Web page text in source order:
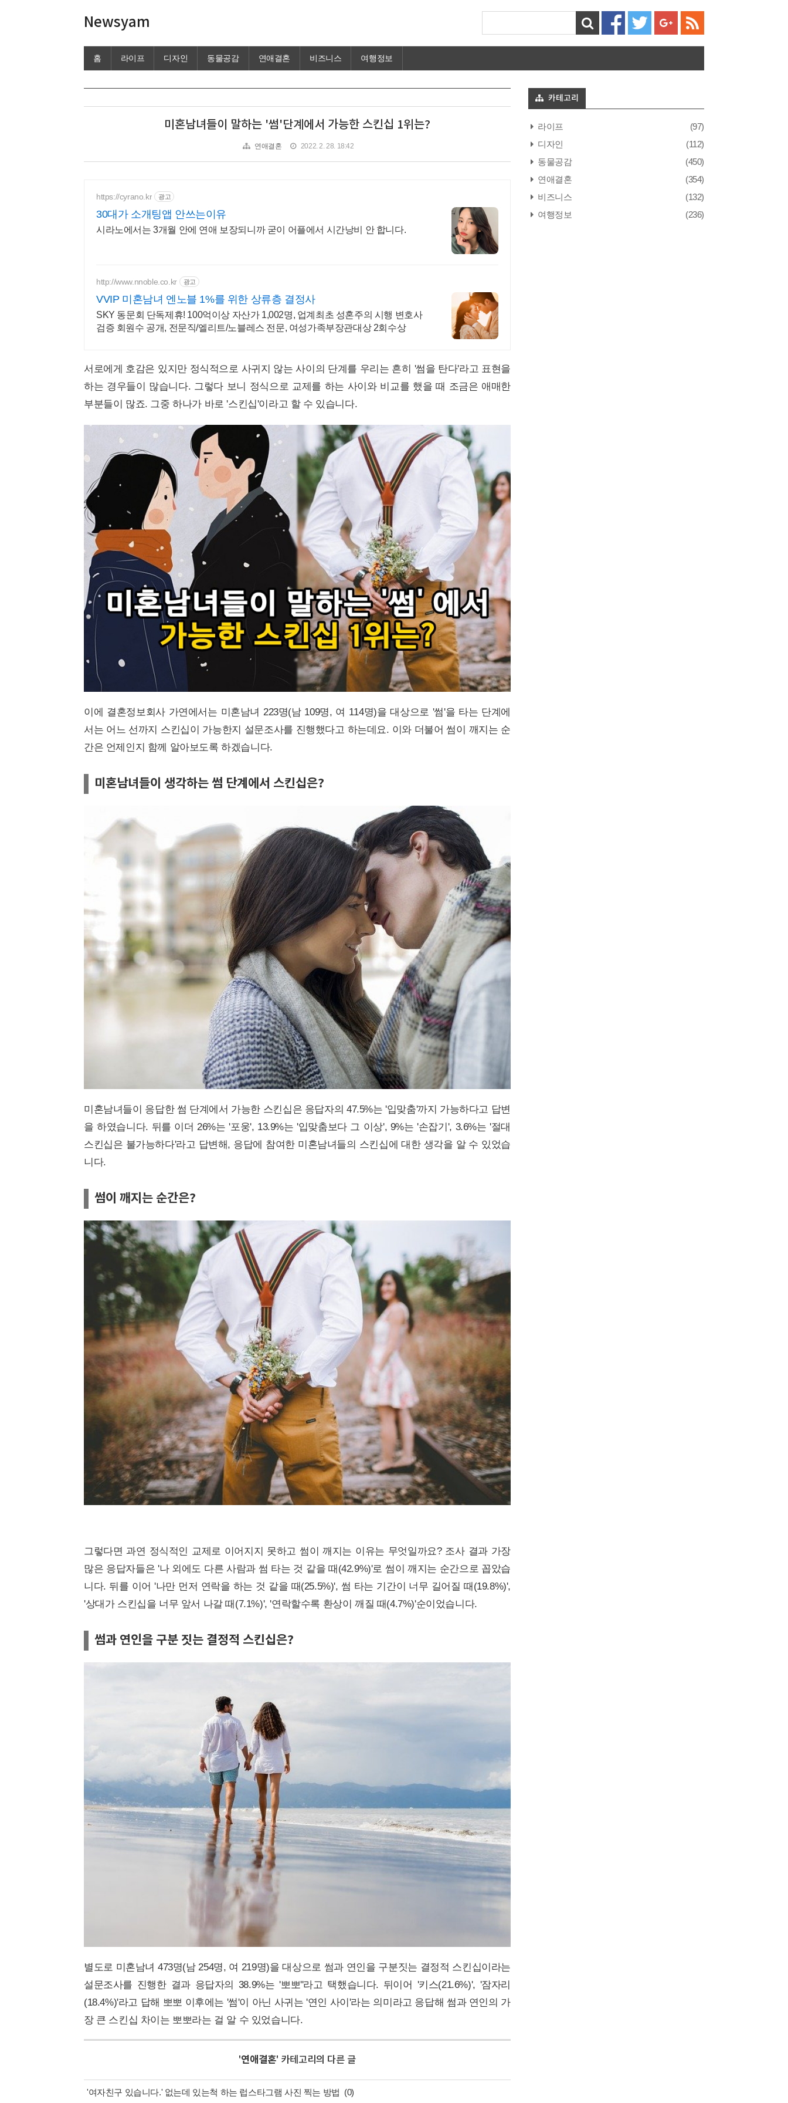
Newsyam
홈 라이프 디자인 동물공감 연애결혼 비즈니스 여행정보
미혼남녀들이 말하는 '썸'단계에서 가능한 스킨십 1위는?
연애결혼 2022. 2. 28. 18:42
https://cyrano.kr 광고
30대가 소개팅앱 안쓰는이유
시라노에서는 3개월 안에 연애 보장되니까 굳이 어플에서 시간낭비 안 합니다.
http://www.nnoble.co.kr 광고
VVIP 미혼남녀 엔노블 1%를 위한 상류층 결정사
SKY 동문회 단독제휴! 100억이상 자산가 1,002명, 업계최초 성혼주의 시행 변호사
검증 회원수 공개, 전문직/엘리트/노블레스 전문, 여성가족부장관대상 2회수상
서로에게 호감은 있지만 정식적으로 사귀지 않는 사이의 단계를 우리는 흔히 '썸을 탄다'라고 표현을
하는 경우들이 많습니다. 그렇다 보니 정식으로 교제를 하는 사이와 비교를 했을 때 조금은 애매한
부분들이 많죠. 그중 하나가 바로 '스킨십'이라고 할 수 있습니다.
이에 결혼정보회사 가연에서는 미혼남녀 223명(남 109명, 여 114명)을 대상으로 '썸'을 타는 단계에
서는 어느 선까지 스킨십이 가능한지 설문조사를 진행했다고 하는데요. 이와 더불어 썸이 깨지는 순
간은 언제인지 함께 알아보도록 하겠습니다.
미혼남녀들이 생각하는 썸 단계에서 스킨십은?
미혼남녀들이 응답한 썸 단계에서 가능한 스킨십은 응답자의 47.5%는 '입맞춤'까지 가능하다고 답변
을 하였습니다. 뒤를 이더 26%는 '포웅', 13.9%는 '입맞춤보다 그 이상', 9%는 '손잡기', 3.6%는 '절대
스킨십은 불가능하다'라고 답변해, 응답에 참여한 미혼남녀들의 스킨십에 대한 생각을 알 수 있었습
니다.
썸이 깨지는 순간은?
그렇다면 과연 정식적인 교제로 이어지지 못하고 썸이 깨지는 이유는 무엇일까요? 조사 결과 가장
많은 응답자들은 '나 외에도 다른 사람과 썸 타는 것 같을 때(42.9%)'로 썸이 깨지는 순간으로 꼽았습
니다. 뒤를 이어 '나만 먼저 연락을 하는 것 같을 때(25.5%)', 썸 타는 기간이 너무 길어질 때(19.8%)',
'상대가 스킨십을 너무 앞서 나갈 때(7.1%)', '연락할수록 환상이 깨질 때(4.7%)'순이었습니다.
썸과 연인을 구분 짓는 결정적 스킨십은?
별도로 미혼남녀 473명(남 254명, 여 219명)을 대상으로 썸과 연인을 구분짓는 결정적 스킨십이라는
설문조사를 진행한 결과 응답자의 38.9%는 '뽀뽀''라고 택했습니다. 뒤이어 '키스(21.6%)', '잠자리
(18.4%)'라고 답해 뽀뽀 이후에는 '썸'이 아닌 사귀는 '연인 사이'라는 의미라고 응답해 썸과 연인의 가
장 큰 스킨십 차이는 뽀뽀라는 걸 알 수 있었습니다.
'연애결혼' 카테고리의 다른 글
'여자친구 있습니다.' 없는데 있는척 하는 럽스타그램 사진 찍는 방법 (0)
카테고리
라이프
(97)
디자인
(112)
동물공감
(450)
연애결혼
(354)
비즈니스
(132)
여행정보
(236)